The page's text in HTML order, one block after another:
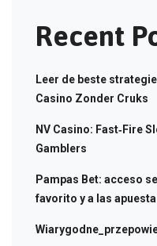
Recent
Leer de beste
Casino Zonder Cruks
NV Casino: Fast‑Fire
Gamblers
Pampas Bet: acceso
favorito y a las